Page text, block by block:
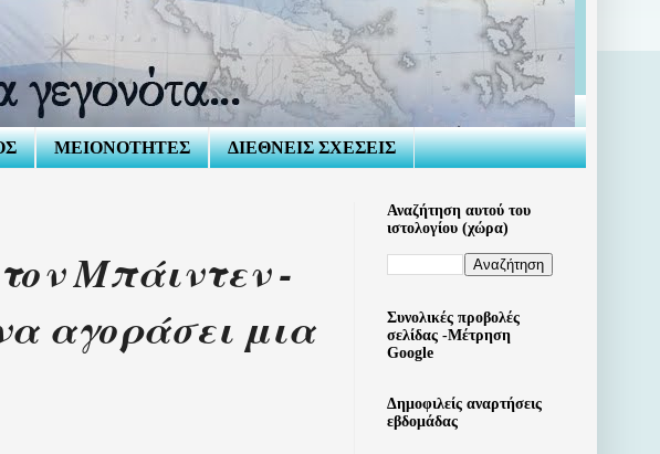
ΜΕΙΟΝΟΤΗΤΕΣ ΔΙΕΘΝΕΙΣ ΣΧΕΣΕΙΣ
Μπάιντεν -
αγοράσει μια
Αναζήτηση αυτού του
ιστολογίου (χώρα)
Συνολικές προβολές
σελίδας -Μέτρηση
Google
Δημοφιλείς αναρτήσεις
εβδομάδας